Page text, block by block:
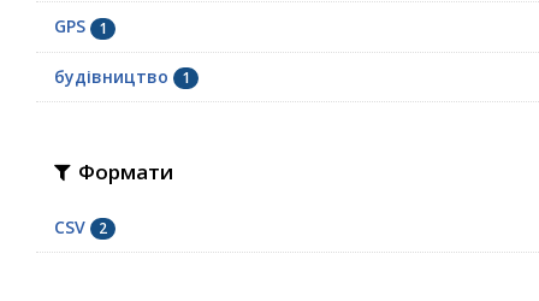
GPS 1
будівництво 1
Формати
CSV 2